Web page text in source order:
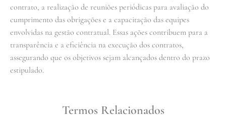
contrato, a realização de reuniões periódicas para avaliação do
cumprimento das obrigações e a capacitação das equipes
envolvidas na gestão contratual. Essas ações contribuem para a
transparência e a eficiência na execução dos contratos,
assegurando que os objetivos sejam alcançados dentro do prazo
estipulado.
Termos Relacionados